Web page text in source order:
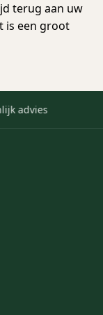
terug aan uw
is een groot
advies